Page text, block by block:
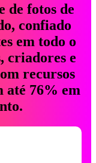
de fotos de
confiado
em todo o
criadores e
recursos
até 76% em